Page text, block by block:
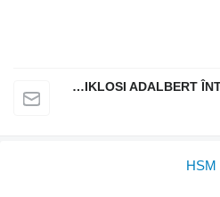
SZENTMIKLOSI ADALBERT ÎNTREPRINDERE INDIVIDUALĂ